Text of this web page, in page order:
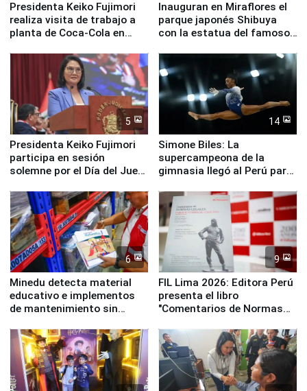
Presidenta Keiko Fujimori
realiza visita de trabajo a
planta de Coca-Cola en
Inauguran en Miraflores el
parque japonés Shibuya
con la estatua del famoso
5
Presidenta Keiko Fujimori
participa en sesión
solemne por el Día del Juez
14
Simone Biles: La
supercampeona de la
gimnasia llegó al Perú para
Panamericanos Lima 2027
6
Minedu detecta material
educativo e implementos
de mantenimiento sin
la UGEL 2
9
FIL Lima 2026: Editora Perú
presenta el libro
"Comentarios de Normas
Derecho Colectivo"